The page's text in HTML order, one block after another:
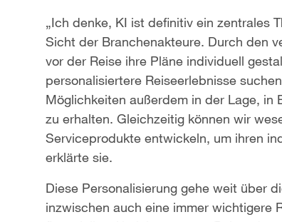
„Ich denke, KI ist definitiv ein zentrales
Sicht der Branchenakteure. Durch den
vor der Reise ihre Pläne individuell
personalisiertere Reiseerlebnisse
Möglichkeiten außerdem in der Lage, in
zu erhalten. Gleichzeitig können wir
Serviceprodukte entwickeln, um ihren
erklärte sie.
Diese Personalisierung gehe weit über
inzwischen auch eine immer wichtigere